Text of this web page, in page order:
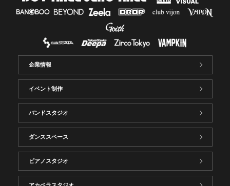
企業情報
イベント制作
バンドスタジオ
ダンススペース
ピアノスタジオ